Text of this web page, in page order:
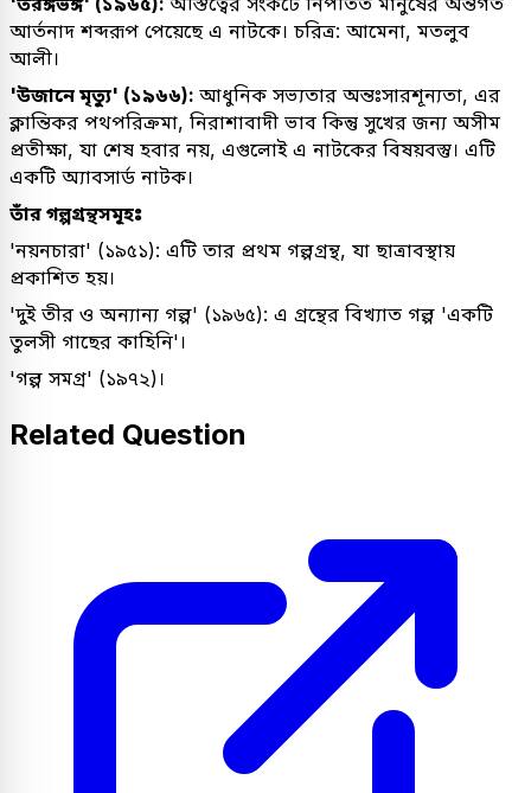
আর্তনাদ শব্দরূপ পেয়েছে এ নাটকে। চরিত্র: আমেনা, মতলুব
আলী।
'উজানে মৃত্যু' (১৯৬৬): আধুনিক সভ্যতার অন্তঃসারশূন্যতা, এর
ক্লান্তিকর পথপরিক্রমা, নিরাশাবাদী ভাব কিন্তু সুখের জন্য অসীম
প্রতীক্ষা, যা শেষ হবার নয়, এগুলোই এ নাটকের বিষয়বস্তু। এটি
একটি অ্যাবসার্ড নাটক।
তাঁর গল্পগ্রন্থসমূহঃ
'নয়নচারা' (১৯৫১): এটি তার প্রথম গল্পগ্রন্থ, যা ছাত্রাবস্থায়
প্রকাশিত হয়।
'দুই তীর ও অন্যান্য গল্প' (১৯৬৫): এ গ্রন্থের বিখ্যাত গল্প 'একটি
তুলসী গাছের কাহিনি'।
'গল্প সমগ্র' (১৯৭২)।
Related Question